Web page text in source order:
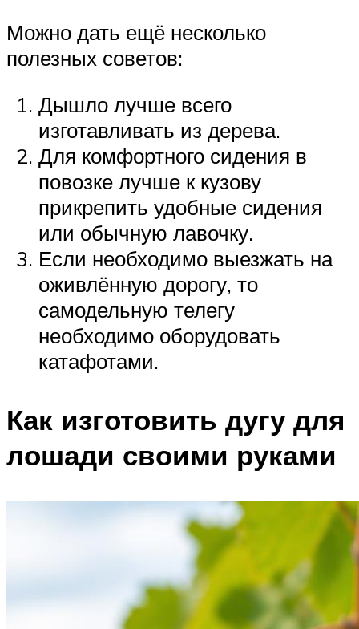
Можно дать ещё несколько
полезных советов:
Дышло лучше всего
изготавливать из дерева.
Для комфортного сидения в
повозке лучше к кузову
прикрепить удобные сидения
или обычную лавочку.
Если необходимо выезжать на
оживлённую дорогу, то
самодельную телегу
необходимо оборудовать
катафотами.
Как изготовить дугу для
лошади своими руками